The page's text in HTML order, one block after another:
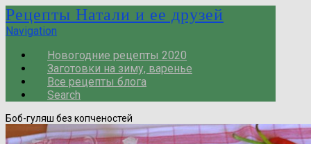
Рецепты Натали и ее друзей
Navigation
Новогодние рецепты 2020
Заготовки на зиму, варенье
Все рецепты блога
Search
Боб-гуляш без копченостей